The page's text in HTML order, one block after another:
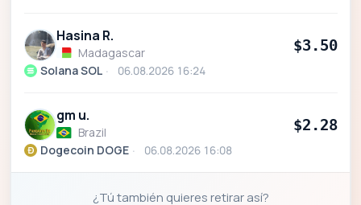
Hasina R.
Madagascar $3.50
Solana SOL 06.08.2026 16:24
gm u.
Brazil $2.28
Dogecoin DOGE 06.08.2026 16:08
¿Tú también quieres retirar así?